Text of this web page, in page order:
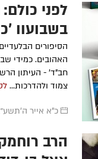
לפני
בשבועון
בכותרות
הסיפורים
האהובים. כמידי
חב"ד' - העיתון
צמוד ולהדרכות...
כ"א אייר
הרב
גרונר ע״ה-
ע״ה- תשס"ו
ע״ה- תשס"א